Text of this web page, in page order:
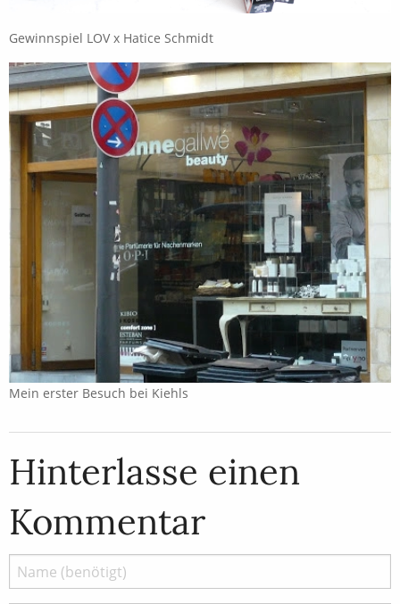
Gewinnspiel LOV x Hatice Schmidt
Mein erster Besuch bei Kiehls
Hinterlasse einen
Kommentar